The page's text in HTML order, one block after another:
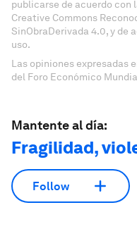
publicarse de acuerdo
Creative Commons
SinObraDerivada 4.0, y de
uso.
Las opiniones expresadas
del Foro Económico
Mantente al día:
Fragilidad,
Follow